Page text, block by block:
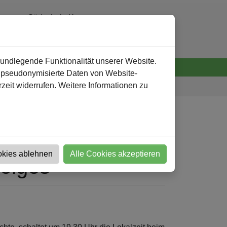
Südschule Kamen
Südschule Nachricht
Funktionalität unserer Website.
Daten von Website-
widerrufen. Weitere Informationen zu
ablehnen Alle Cookies akzeptieren